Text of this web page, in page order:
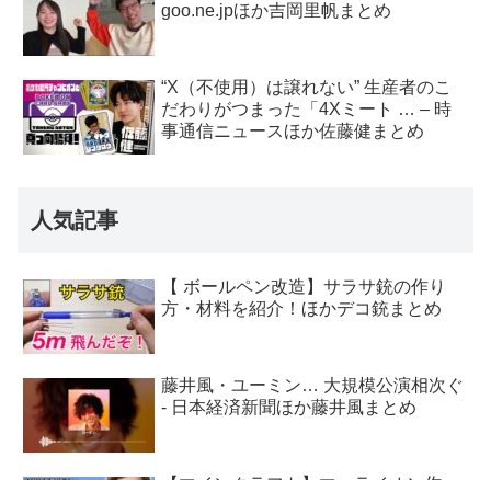
goo.ne.jpほか吉岡里帆まとめ
“X（不使用）は譲れない” 生産者のこ
だわりがつまった「4Xミート … – 時
事通信ニュースほか佐藤健まとめ
人気記事
【 ボールペン改造】サラサ銃の作り
方・材料を紹介！ほかデコ銃まとめ
藤井風・ユーミン… 大規模公演相次ぐ
- 日本経済新聞ほか藤井風まとめ